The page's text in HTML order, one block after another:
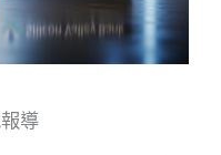
導